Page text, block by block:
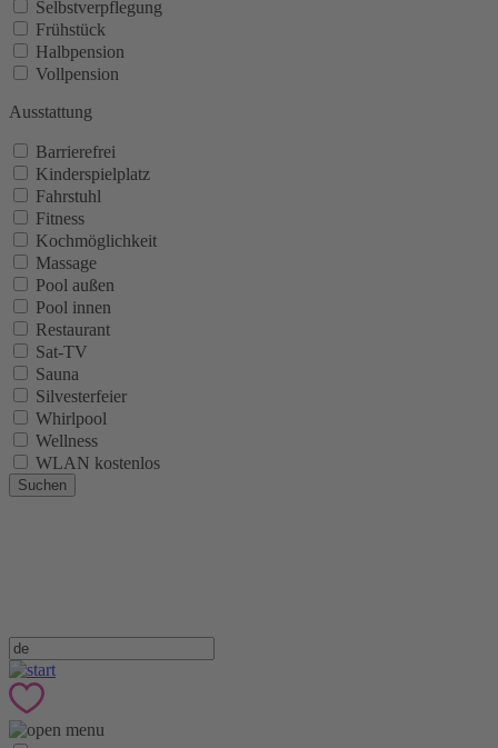
Selbstverpflegung
Frühstück
Halbpension
Vollpension
Ausstattung
Barrierefrei
Kinderspielplatz
Fahrstuhl
Fitness
Kochmöglichkeit
Massage
Pool außen
Pool innen
Restaurant
Sat-TV
Sauna
Silvesterfeier
Whirlpool
Wellness
WLAN kostenlos
Suchen